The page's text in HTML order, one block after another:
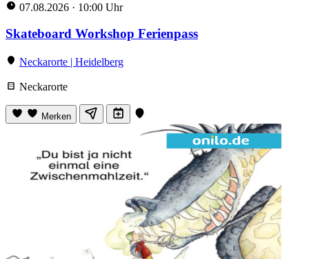
07.08.2026 · 10:00 Uhr
Skateboard Workshop Ferienpass
Neckarorte | Heidelberg
Neckarorte
Merken